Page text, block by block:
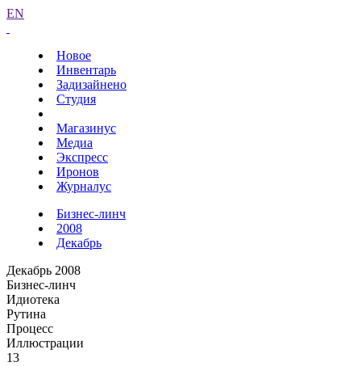
EN
Новое
Инвентарь
Задизайнено
Студия
Магазинус
Медиа
Экспресс
Иронов
Журналус
Бизнес-линч
2008
Декабрь
Декабрь 2008
Бизнес-линч
Идиотека
Рутина
Процесс
Иллюстрации
13